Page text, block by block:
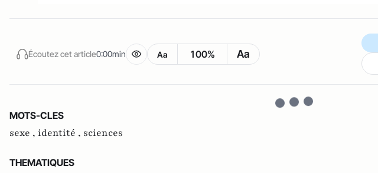
Écoutez cet article0:00min Aa 100% Aa
MOTS-CLES
sexe , identité , sciences
THEMATIQUES